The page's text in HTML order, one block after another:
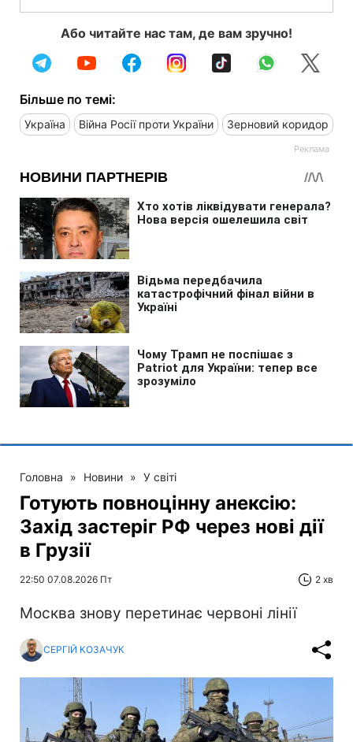
Або читайте нас там, де вам зручно!
Більше по темі:
Україна Війна Росії проти України Зерновий коридор
Головна » Новини » У світі
Готують повноцінну анексію:
Захід застеріг РФ через нові дії
в Грузії
22:50 07.08.2026 Пт 2 хв
Москва знову перетинає червоні лінії
СЕРГІЙ КОЗАЧУК